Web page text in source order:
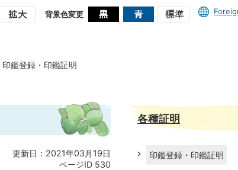
背景色変更
印鑑登録・印鑑証明
更新日：2021年03月19日
ページID 530
各種証明
印鑑登録・印鑑証明